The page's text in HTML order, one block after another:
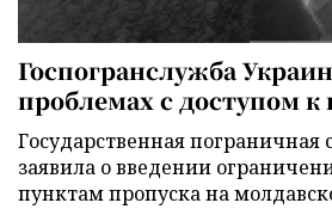
Госпогранслужба
проблемах с доступом к
Государственная
заявила о введении
пунктам пропуска на